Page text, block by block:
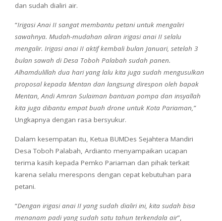
dan sudah dialiri air.
“Irigasi Anai II sangat membantu petani untuk mengaliri
sawahnya. Mudah-mudahan aliran irigasi anai II selalu
mengalir. Irigasi anai II aktif kembali bulan Januari, setelah 3
bulan sawah di Desa Toboh Palabah sudah panen.
Alhamdulillah dua hari yang lalu kita juga sudah mengusulkan
proposal kepada Mentan dan langsung direspon oleh bapak
Mentan, Andi Amran Sulaiman bantuan pompa dan insyallah
kita juga dibantu empat buah drone untuk Kota Pariaman,”
Ungkapnya dengan rasa bersyukur.
Dalam kesempatan itu, Ketua BUMDes Sejahtera Mandiri
Desa Toboh Palabah, Ardianto menyampaikan ucapan
terima kasih kepada Pemko Pariaman dan pihak terkait
karena selalu merespons dengan cepat kebutuhan para
petani.
“Dengan irigasi anai II yang sudah dialiri ini, kita sudah bisa
menanam padi yang sudah satu tahun terkendala air”,